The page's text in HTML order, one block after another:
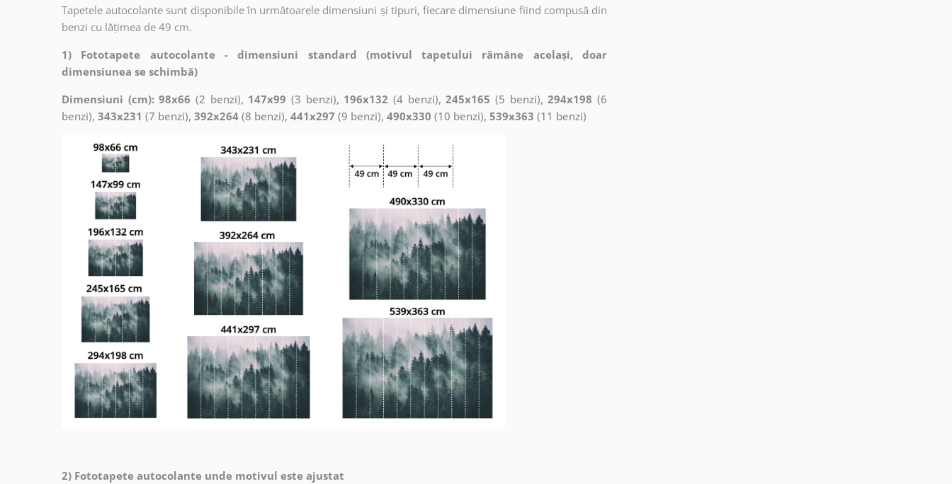
Tapetele autocolante sunt disponibile în următoarele dimensiuni și tipuri, fiecare dimensiune fiind compusă din
benzi cu lățimea de 49 cm.
1) Fototapete autocolante - dimensiuni standard (motivul tapetului rămâne același, doar
dimensiunea se schimbă)
Dimensiuni (cm): 98x66 (2 benzi), 147x99 (3 benzi), 196x132 (4 benzi),245x165 (5 benzi),294x198 (6
benzi), 343x231 (7 benzi), 392x264 (8 benzi), 441x297 (9 benzi), 490x330 (10 benzi), 539x363 (11 benzi)
2) Fototapete autocolante unde motivul este ajustat